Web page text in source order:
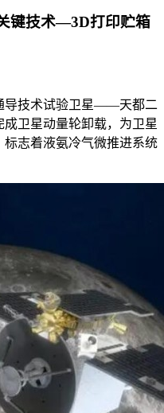
键技术—3D打印贮箱
导技术试验卫星——天都二
卫星动量轮卸载，为卫星
志着液氨冷气微推进系统